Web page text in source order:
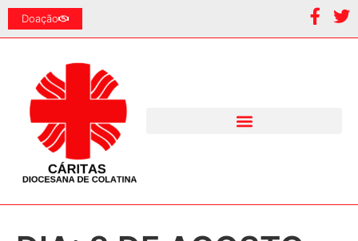
Doação